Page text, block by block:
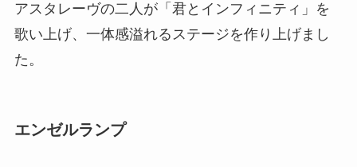
アスタレーヴの二人が「君とインフィニティ」を
歌い上げ、一体感溢れるステージを作り上げまし
た。
エンゼルランプ